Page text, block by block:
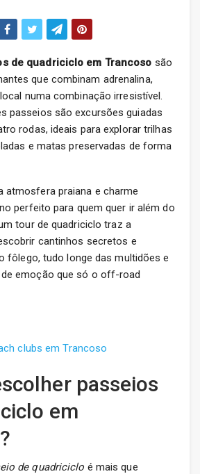
de quadriciclo em Trancoso são
que combinam adrenalina,
numa combinação irresistível.
passeios são excursões guiadas
rodas, ideais para explorar trilhas
e matas preservadas de forma
atmosfera praiana e charme
perfeito para quem quer ir além do
tour de quadriciclo traz a
cantinhos secretos e
fôlego, tudo longe das multidões e
emoção que só o off-road
clubs em Trancoso
passeios
em
de quadriciclo é mais que